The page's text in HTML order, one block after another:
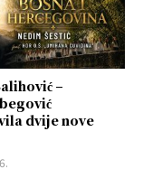
–
dvije nove